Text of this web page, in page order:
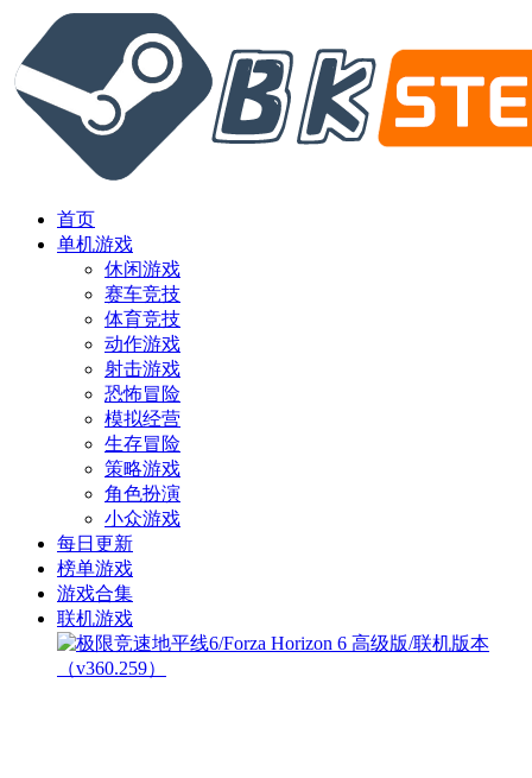
首页
单机游戏
休闲游戏
赛车竞技
体育竞技
动作游戏
射击游戏
恐怖冒险
模拟经营
生存冒险
策略游戏
角色扮演
小众游戏
每日更新
榜单游戏
游戏合集
联机游戏